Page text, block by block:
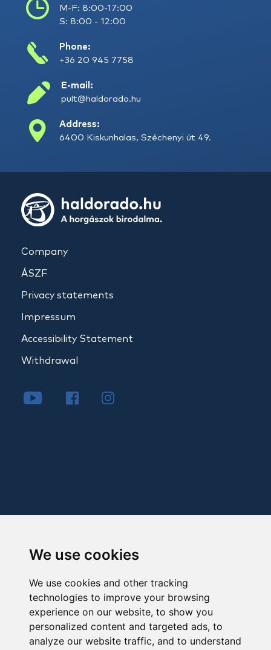
We use cookies
We use cookies and other tracking
technologies to improve your browsing
experience on our website, to show you
personalized content and targeted ads, to
analyze our website traffic, and to understand
M-F: 8:00-17:00
S: 8:00 - 12:00
Phone:
+36 20 945 7758
E-mail:
pult@haldorado.hu
Address:
6400 Kiskunhalas, Széchenyi út 49.
Company
ÁSZF
Privacy statements
Impressum
Accessibility Statement
Withdrawal